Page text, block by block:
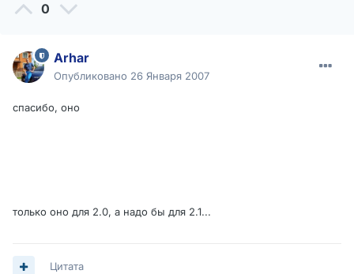
0
Arhar
Опубликовано 26 Января 2007
спасибо, оно
только оно для 2.0, а надо бы для 2.1...
Цитата